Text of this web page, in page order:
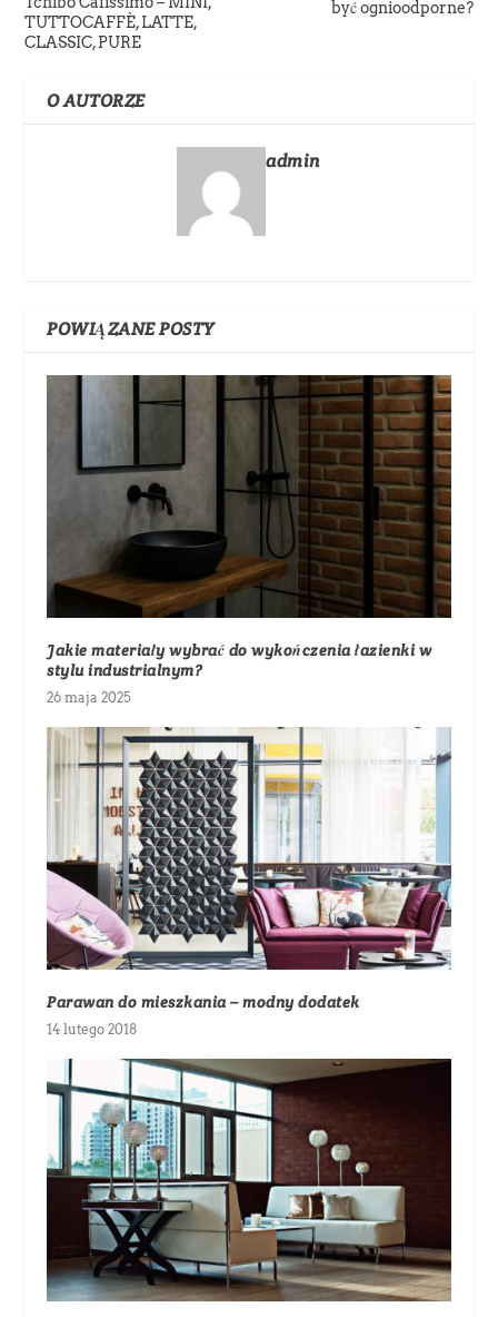
TUTTOCAFFÈ, LATTE,
CLASSIC, PURE
być ognioodporne?
O AUTORZE
admin
POWIĄZANE POSTY
Jakie materiały wybrać do wykończenia łazienki w
stylu industrialnym?
26 maja 2025
Parawan do mieszkania – modny dodatek
14 lutego 2018